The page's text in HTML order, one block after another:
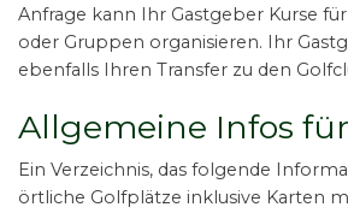
Anfrage kann Ihr Gastgeber Kurse
oder Gruppen organisieren. Ihr
ebenfalls Ihren Transfer zu den
Allgemeine Infos
Ein Verzeichnis, das folgende
örtliche Golfplätze inklusive Karten